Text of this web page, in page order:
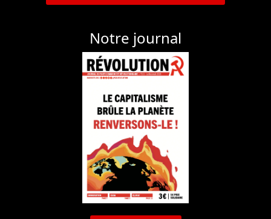
Notre journal